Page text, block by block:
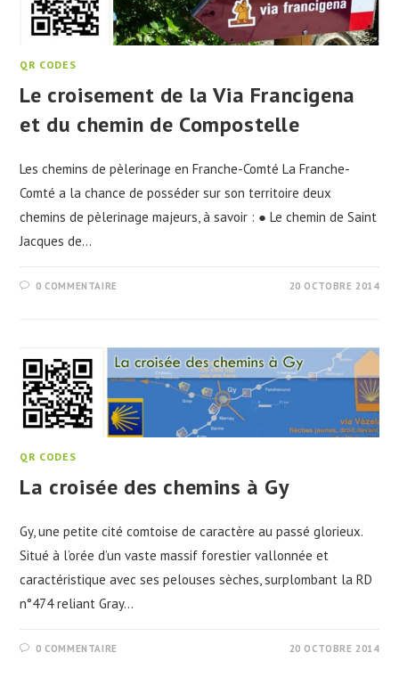
QR CODES
Le croisement de la Via Francigena
et du chemin de Compostelle
Les chemins de pèlerinage en Franche-Comté La Franche-
Comté a la chance de posséder sur son territoire deux
chemins de pèlerinage majeurs, à savoir : ● Le chemin de Saint
Jacques de…
0 COMMENTAIRE 20 OCTOBRE 2014
QR CODES
La croisée des chemins à Gy
Gy, une petite cité comtoise de caractère au passé glorieux.
Situé à l’orée d’un vaste massif forestier vallonnée et
caractéristique avec ses pelouses sèches, surplombant la RD
n°474 reliant Gray…
0 COMMENTAIRE 20 OCTOBRE 2014